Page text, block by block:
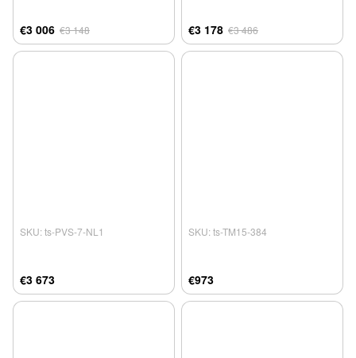
€3 006 €3 148 €3 178 €3 486
SKU: ts-PVS-7-NL1
€3 673
SKU: ts-TM15-384
€973